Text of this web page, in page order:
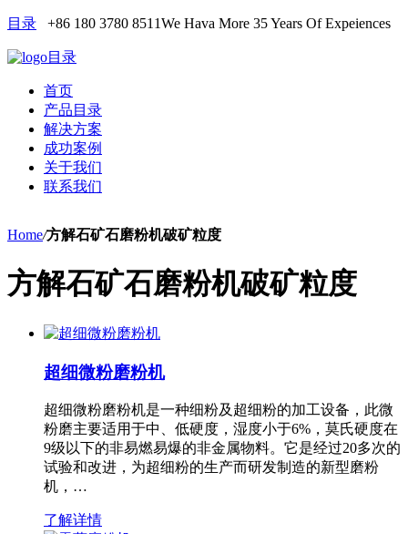
目录 +86 180 3780 8511We Hava More 35 Years Of Expeiences
目录
首页
产品目录
解决方案
成功案例
关于我们
联系我们
Home/方解石矿石磨粉机破矿粒度
方解石矿石磨粉机破矿粒度
超细微粉磨粉机
超细微粉磨粉机是一种细粉及超细粉的加工设备，此微
粉磨主要适用于中、低硬度，湿度小于6%，莫氏硬度在
9级以下的非易燃易爆的非金属物料。它是经过20多次的
试验和改进，为超细粉的生产而研发制造的新型磨粉
机，…
了解详情